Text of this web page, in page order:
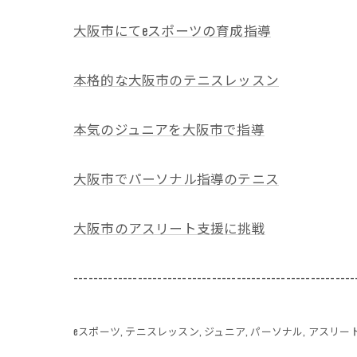
大阪市にてeスポーツの育成指導
本格的な大阪市のテニスレッスン
本気のジュニアを大阪市で指導
大阪市でパーソナル指導のテニス
大阪市のアスリート支援に挑戦
eスポーツ テニスレッスン ジュニア パーソナル アスリー